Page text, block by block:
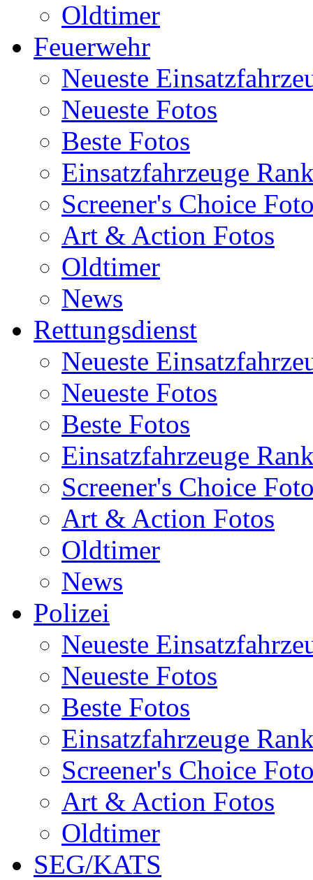
Oldtimer
Feuerwehr
Neueste
Neueste Fotos
Beste Fotos
Einsatzfahrzeuge
Screener's Choice
Art & Action Fotos
Oldtimer
News
Rettungsdienst
Neueste
Neueste Fotos
Beste Fotos
Einsatzfahrzeuge
Screener's Choice
Art & Action Fotos
Oldtimer
News
Polizei
Neueste
Neueste Fotos
Beste Fotos
Einsatzfahrzeuge
Screener's Choice
Art & Action Fotos
Oldtimer
SEG/KATS